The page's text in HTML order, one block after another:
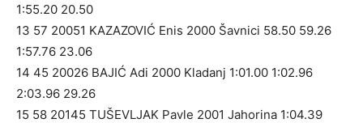
1:55.20 20.50
13 57 20051 KAZAZOVIĆ Enis 2000 Šavnici 58.50 59.26
1:57.76 23.06
14 45 20026 BAJIĆ Adi 2000 Kladanj 1:01.00 1:02.96
2:03.96 29.26
15 58 20145 TUŠEVLJAK Pavle 2001 Jahorina 1:04.39